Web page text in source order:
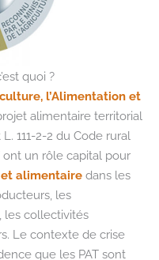
quoi ?
l’Alimentation et
alimentaire territorial
111-2-2 du Code rural
ont un rôle capital pour
alimentaire dans les
les
les collectivités
Le contexte de crise
que les PAT sont